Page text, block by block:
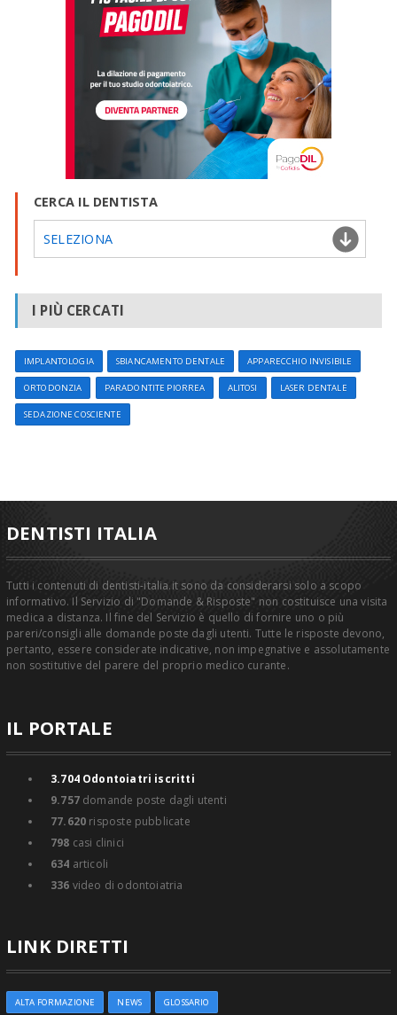
CERCA IL DENTISTA
SELEZIONA
I PIÙ CERCATI
IMPLANTOLOGIA SBIANCAMENTO DENTALE APPARECCHIO INVISIBILE
ORTODONZIA PARADONTITE PIORREA ALITOSI LASER DENTALE
SEDAZIONE COSCIENTE
DENTISTI ITALIA
Tutti i contenuti di dentisti-italia.it sono da considerarsi solo a scopo
informativo. Il Servizio di "Domande & Risposte" non costituisce una visita
medica a distanza. Il fine del Servizio è quello di fornire uno o più
pareri/consigli alle domande poste dagli utenti. Tutte le risposte devono,
pertanto, essere considerate indicative, non impegnative e assolutamente
non sostitutive del parere del proprio medico curante.
IL PORTALE
3.704Odontoiatri iscritti
9.757domande poste dagli utenti
77.620 risposte pubblicate
798 casi clinici
634 articoli
336 video di odontoiatria
LINK DIRETTI
ALTA FORMAZIONE NEWS GLOSSARIO